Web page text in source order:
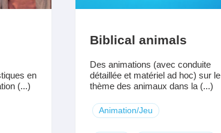
en
(...)
Biblical animals
Des animations (avec conduite
détaillée et matériel ad hoc) sur le
thème des animaux dans la (...)
Animation/Jeu